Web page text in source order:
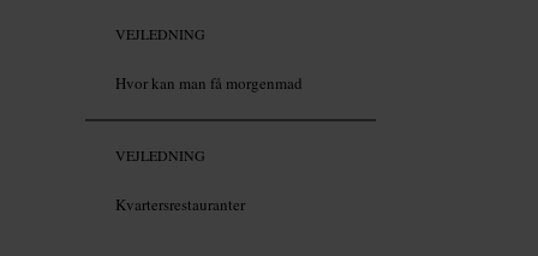
VEJLEDNING
Hvor kan man få morgenmad
VEJLEDNING
Kvartersrestauranter